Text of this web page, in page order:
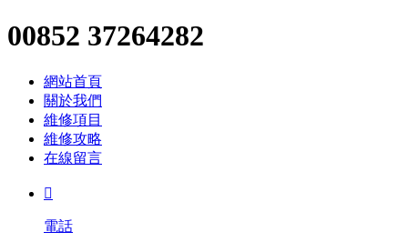
00852 37264282
網站首頁
關於我們
維修項目
維修攻略
在線留言

電話